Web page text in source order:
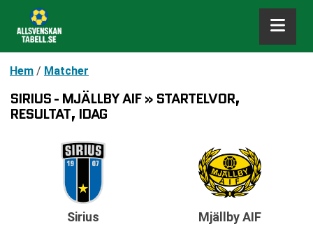
Hem / Matcher
SIRIUS - MJÄLLBY AIF » STARTELVOR,
RESULTAT, IDAG
Sirius Mjällby AIF